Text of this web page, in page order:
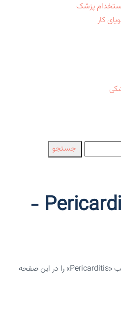
پزشک
کار
جستجو
برچسب: Pericarditis -
تازه‌ترین مطالب مرتبط با برچسب «Pericarditis» را در این صفحه